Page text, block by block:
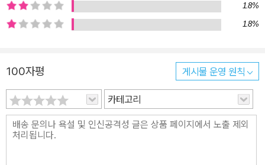
1.8%
1.8%
100자평 게시물 운영 원칙
카테고리